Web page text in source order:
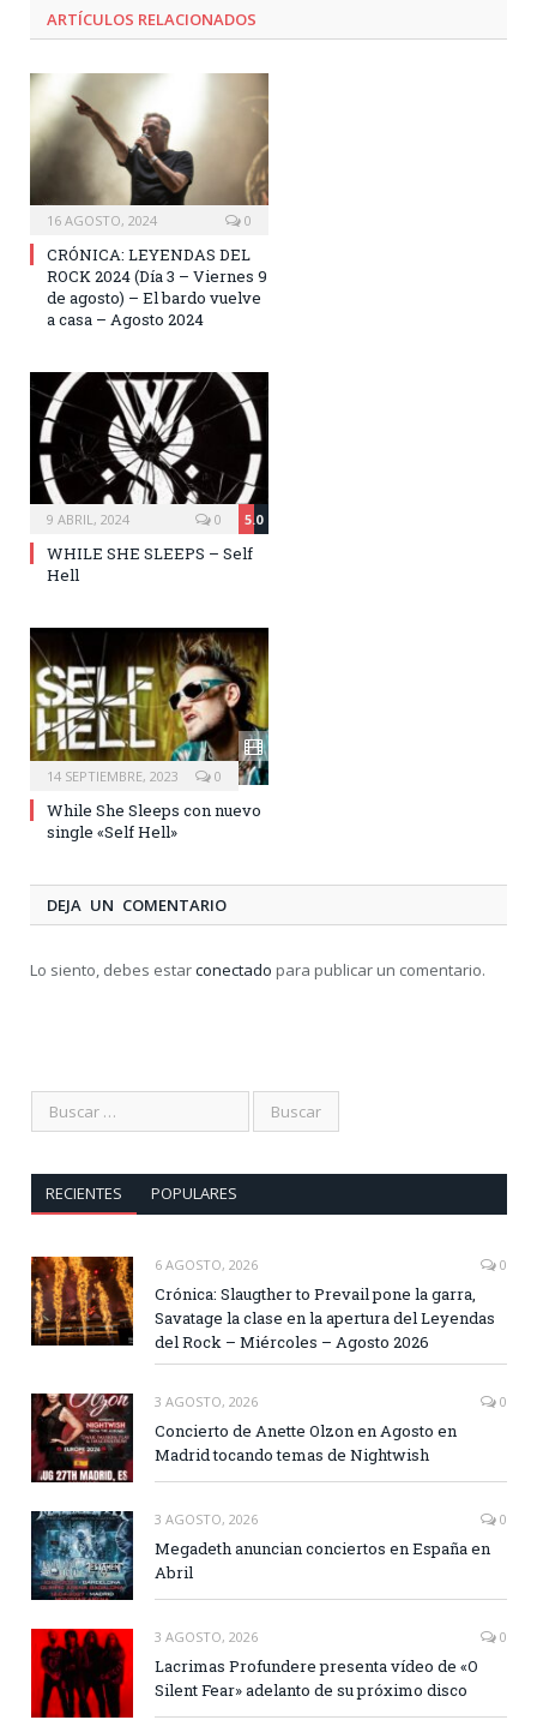
ARTÍCULOS RELACIONADOS
16 AGOSTO, 2024 0
CRÓNICA: LEYENDAS DEL
ROCK 2024 (Día 3 – Viernes 9
de agosto) – El bardo vuelve
a casa – Agosto 2024
9 ABRIL, 2024 5.0
0
WHILE SHE SLEEPS – Self
Hell
14 SEPTIEMBRE, 2023 0
While She Sleeps con nuevo
single «Self Hell»
DEJA UN COMENTARIO
Lo siento, debes estarconectado para publicar un comentario.
RECIENTES POPULARES
6 AGOSTO, 2026 0
Crónica: Slaugther to Prevail pone la garra,
Savatage la clase en la apertura del Leyendas
del Rock – Miércoles – Agosto 2026
3 AGOSTO, 2026 0
Concierto de Anette Olzon en Agosto en
Madrid tocando temas de Nightwish
3 AGOSTO, 2026 0
Megadeth anuncian conciertos en España en
Abril
3 AGOSTO, 2026 0
Lacrimas Profundere presenta vídeo de «O
Silent Fear» adelanto de su próximo disco